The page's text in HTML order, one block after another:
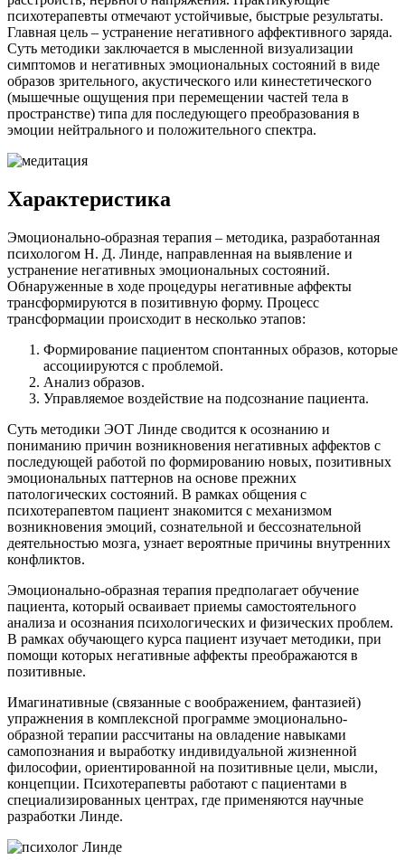
психотерапевты отмечают устойчивые, быстрые результаты.
Главная цель – устранение негативного аффективного заряда.
Суть методики заключается в мысленной визуализации
симптомов и негативных эмоциональных состояний в виде
образов зрительного, акустического или кинестетического
(мышечные ощущения при перемещении частей тела в
пространстве) типа для последующего преобразования в
эмоции нейтрального и положительного спектра.
Характеристика
Эмоционально-образная терапия – методика, разработанная
психологом Н. Д. Линде, направленная на выявление и
устранение негативных эмоциональных состояний.
Обнаруженные в ходе процедуры негативные аффекты
трансформируются в позитивную форму. Процесс
трансформации происходит в несколько этапов:
Формирование пациентом спонтанных образов, которые
ассоциируются с проблемой.
Анализ образов.
Управляемое воздействие на подсознание пациента.
Суть методики ЭОТ Линде сводится к осознанию и
пониманию причин возникновения негативных аффектов с
последующей работой по формированию новых, позитивных
эмоциональных паттернов на основе прежних
патологических состояний. В рамках общения с
психотерапевтом пациент знакомится с механизмом
возникновения эмоций, сознательной и бессознательной
деятельностью мозга, узнает вероятные причины внутренних
конфликтов.
Эмоционально-образная терапия предполагает обучение
пациента, который осваивает приемы самостоятельного
анализа и осознания психологических и физических проблем.
В рамках обучающего курса пациент изучает методики, при
помощи которых негативные аффекты преображаются в
позитивные.
Имагинативные (связанные с воображением, фантазией)
упражнения в комплексной программе эмоционально-
образной терапии рассчитаны на овладение навыками
самопознания и выработку индивидуальной жизненной
философии, ориентированной на позитивные цели, мысли,
концепции. Психотерапевты работают с пациентами в
специализированных центрах, где применяются научные
разработки Линде.